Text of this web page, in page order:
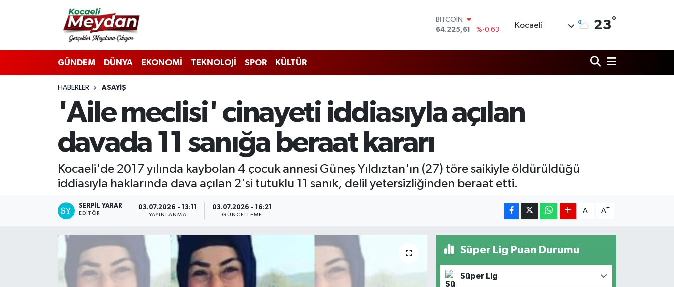
DOLAR
47,6704
%0
55,0406
%-0.08
13.799
%70
BITCOIN
Kocaeli 23°
GÜNDEM DÜNYA EKONOMİ TEKNOLOJİ SPOR KÜLTÜR
HABERLER ASAYIŞ
'Aile meclisi' cinayeti iddiasıyla açılan
davada 11 sanığa beraat kararı
Kocaeli'de 2017 yılında kaybolan 4 çocuk annesi Güneş Yıldıztan'ın (27) töre saikiyle öldürüldüğü
iddiasıyla haklarında dava açılan 2'si tutuklu 11 sanık, delil yetersizliğinden beraat etti.
SERPİL YARAR
EDITÖR
03.07.2026 - 13:11
YAYINLANMA
03.07.2026 - 16:21
GÜNCELLEME
A- A+
Süper Lig Puan Durumu
Süper Lig
Nöbetçi Eczaneler
Hava Durumu
Trafik Durumu
Süper Lig Puan Durumu ve Fikstür
Tüm Manşetler
Son Dakika Haberleri